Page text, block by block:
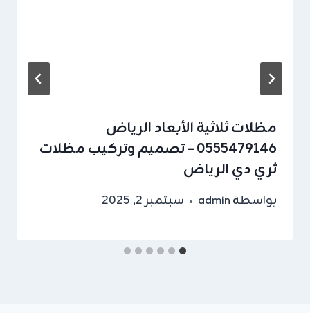
مظلات ثلاثية الأبعاد الرياض
0555479146 – تصميم وتركيب مظلات
ثري دي الرياض
بواسطةadmin سبتمبر 2, 2025